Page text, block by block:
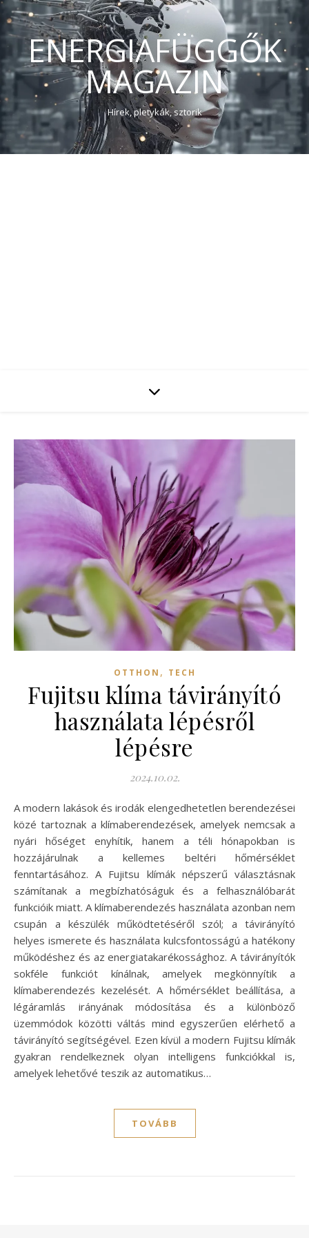
ENERGIAFÜGGŐK
MAGAZIN
Hírek, pletykák, sztorik
OTTHON , TECH
Fujitsu klíma távirányító
használata lépésről
lépésre
2024.10.02.
A modern lakások és irodák elengedhetetlen berendezései
közé tartoznak a klímaberendezések, amelyek nemcsak a
nyári hőséget enyhítik, hanem a téli hónapokban is
hozzájárulnak a kellemes beltéri hőmérséklet
fenntartásához. A Fujitsu klímák népszerű választásnak
számítanak a megbízhatóságuk és a felhasználóbarát
funkcióik miatt. A klímaberendezés használata azonban nem
csupán a készülék működtetéséről szól; a távirányító
helyes ismerete és használata kulcsfontosságú a hatékony
működéshez és az energiatakarékossághoz. A távirányítók
sokféle funkciót kínálnak, amelyek megkönnyítik a
klímaberendezés kezelését. A hőmérséklet beállítása, a
légáramlás irányának módosítása és a különböző
üzemmódok közötti váltás mind egyszerűen elérhető a
távirányító segítségével. Ezen kívül a modern Fujitsu klímák
gyakran rendelkeznek olyan intelligens funkciókkal is,
amelyek lehetővé teszik az automatikus…
TOVÁBB